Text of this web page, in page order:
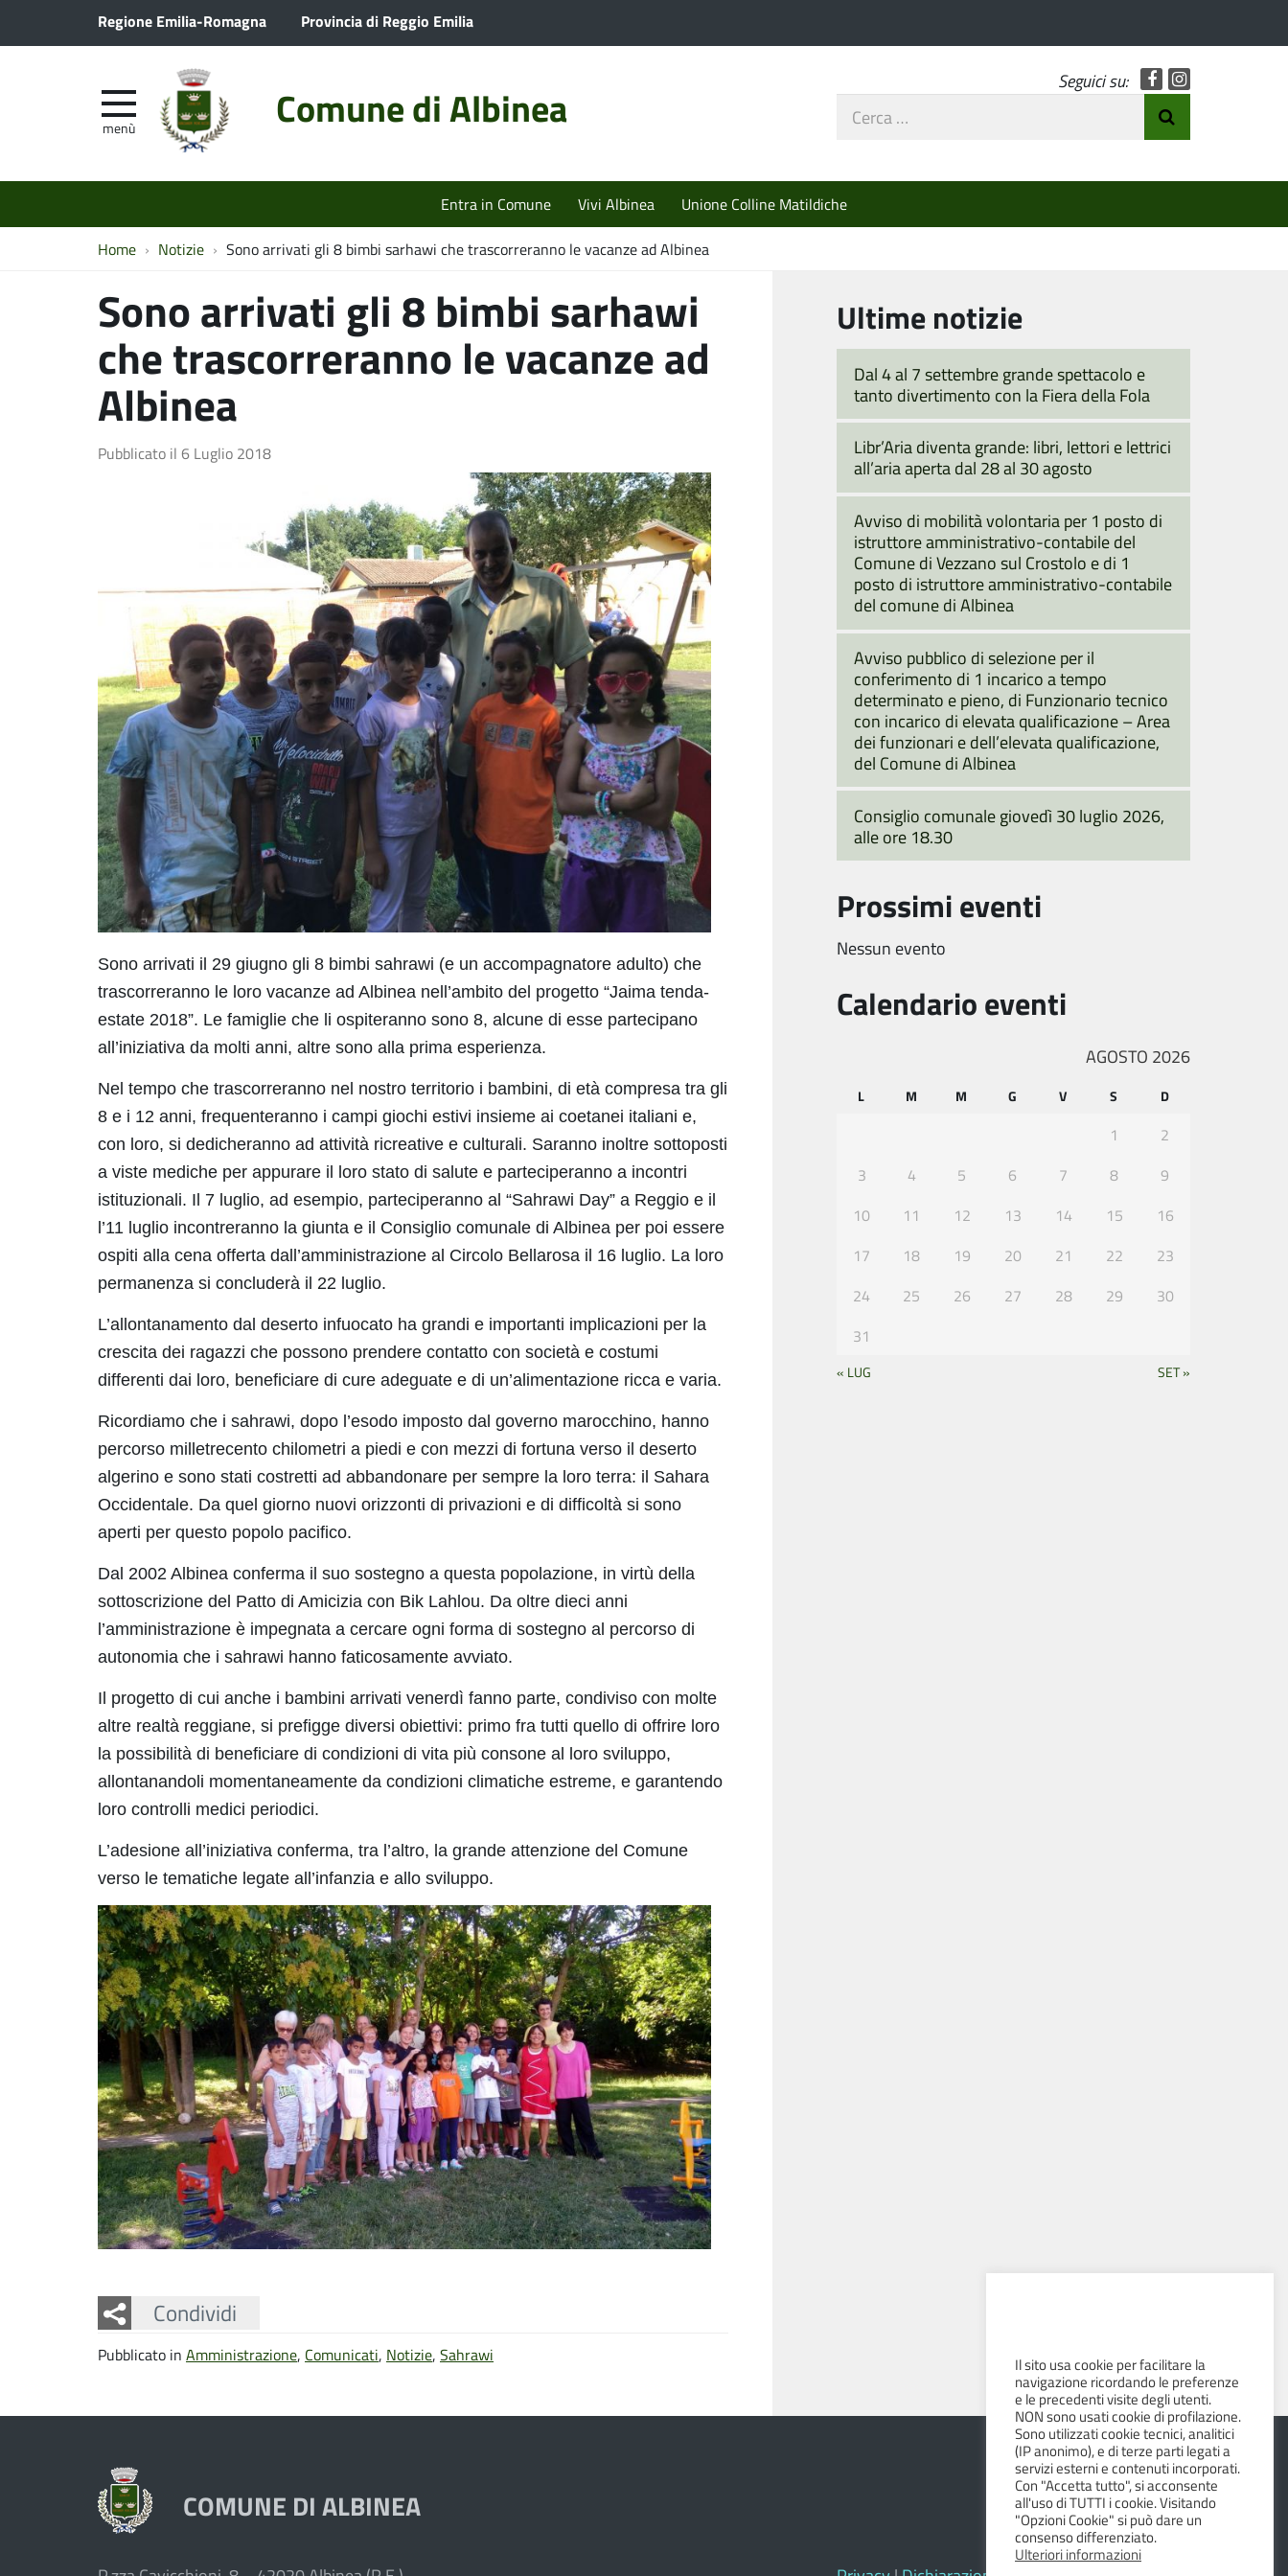
Regione Emilia-Romagna Provincia di Reggio Emilia
Comune di Albinea
menù
Seguici su: Facebook
Cerca
Entra in Comune Vivi Albinea Unione Colline Matildiche
Home Notizie Sono arrivati gli 8 bimbi sarhawi che trascorreranno le vacanze ad Albinea
Sono arrivati gli 8 bimbi sarhawi
che trascorreranno le vacanze ad
Albinea
Pubblicato il 6 Luglio 2018
Sono arrivati il 29 giugno gli 8 bimbi sahrawi (e un accompagnatore adulto) che
trascorreranno le loro vacanze ad Albinea nell’ambito del progetto “Jaima tenda-
estate 2018”. Le famiglie che li ospiteranno sono 8, alcune di esse partecipano
all’iniziativa da molti anni, altre sono alla prima esperienza.
Nel tempo che trascorreranno nel nostro territorio i bambini, di età compresa tra gli
8 e i 12 anni, frequenteranno i campi giochi estivi insieme ai coetanei italiani e,
con loro, si dedicheranno ad attività ricreative e culturali. Saranno inoltre sottoposti
a viste mediche per appurare il loro stato di salute e parteciperanno a incontri
istituzionali. Il 7 luglio, ad esempio, parteciperanno al “Sahrawi Day” a Reggio e il
l’11 luglio incontreranno la giunta e il Consiglio comunale di Albinea per poi essere
ospiti alla cena offerta dall’amministrazione al Circolo Bellarosa il 16 luglio. La loro
permanenza si concluderà il 22 luglio.
L’allontanamento dal deserto infuocato ha grandi e importanti implicazioni per la
crescita dei ragazzi che possono prendere contatto con società e costumi
differenti dai loro, beneficiare di cure adeguate e di un’alimentazione ricca e varia.
Ricordiamo che i sahrawi, dopo l’esodo imposto dal governo marocchino, hanno
percorso milletrecento chilometri a piedi e con mezzi di fortuna verso il deserto
algerino e sono stati costretti ad abbandonare per sempre la loro terra: il Sahara
Occidentale. Da quel giorno nuovi orizzonti di privazioni e di difficoltà si sono
aperti per questo popolo pacifico.
Dal 2002 Albinea conferma il suo sostegno a questa popolazione, in virtù della
sottoscrizione del Patto di Amicizia con Bik Lahlou. Da oltre dieci anni
l’amministrazione è impegnata a cercare ogni forma di sostegno al percorso di
autonomia che i sahrawi hanno faticosamente avviato.
Il progetto di cui anche i bambini arrivati venerdì fanno parte, condiviso con molte
altre realtà reggiane, si prefigge diversi obiettivi: primo fra tutti quello di offrire loro
la possibilità di beneficiare di condizioni di vita più consone al loro sviluppo,
allontanandoli momentaneamente da condizioni climatiche estreme, e garantendo
loro controlli medici periodici.
L’adesione all’iniziativa conferma, tra l’altro, la grande attenzione del Comune
verso le tematiche legate all’infanzia e allo sviluppo.
Condividi
Facebook
Twitter
Whatsapp
Pubblicato in Amministrazione, Comunicati, Notizie, Sahrawi
Ultime notizie
Dal 4 al 7 settembre grande spettacolo e
tanto divertimento con la Fiera della Fola
Libr’Aria diventa grande: libri, lettori e lettrici
all’aria aperta dal 28 al 30 agosto
Avviso di mobilità volontaria per 1 posto di
istruttore amministrativo-contabile del
Comune di Vezzano sul Crostolo e di 1
posto di istruttore amministrativo-contabile
del comune di Albinea
Avviso pubblico di selezione per il
conferimento di 1 incarico a tempo
determinato e pieno, di Funzionario tecnico
con incarico di elevata qualificazione – Area
dei funzionari e dell’elevata qualificazione,
del Comune di Albinea
Consiglio comunale giovedì 30 luglio 2026,
alle ore 18.30
Prossimi eventi
Nessun evento
Calendario eventi
AGOSTO 2026
L M M G V S D
1
2
3
4 5 6 7 8
9
10
11 12 13 14 15
16
17
18 19 20 21 22
23
24
25 26 27 28 29
30
31
« LUG SET »
COMUNE DI ALBINEA
Il sito usa cookie per facilitare la
navigazione ricordando le preferenze
e le precedenti visite degli utenti.
NON sono usati cookie di profilazione.
Sono utilizzati cookie tecnici, analitici
(IP anonimo), e di terze parti legati a
servizi esterni e contenuti incorporati.
Con "Accetta tutto", si acconsente
all'uso di TUTTI i cookie. Visitando
"Opzioni Cookie" si può dare un
consenso differenziato.
Ulteriori informazioni